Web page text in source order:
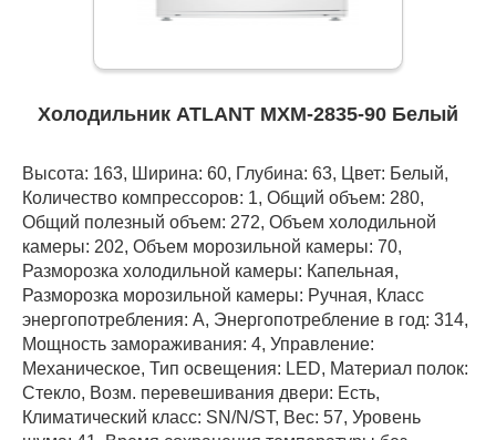
Холодильник ATLANT МХМ-2835-90 Белый
Высота: 163, Ширина: 60, Глубина: 63, Цвет: Белый,
Количество компрессоров: 1, Общий объем: 280,
Общий полезный объем: 272, Объем холодильной
камеры: 202, Объем морозильной камеры: 70,
Разморозка холодильной камеры: Капельная,
Разморозка морозильной камеры: Ручная, Класс
энергопотребления: А, Энергопотребление в год: 314,
Мощность замораживания: 4, Управление:
Механическое, Тип освещения: LED, Материал полок:
Стекло, Возм. перевешивания двери: Есть,
Климатический класс: SN/N/ST, Вес: 57, Уровень